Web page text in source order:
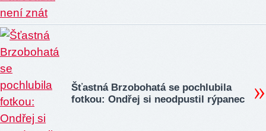
Šťastná Brzobohatá se pochlubila
fotkou: Ondřej si neodpustil rýpanec